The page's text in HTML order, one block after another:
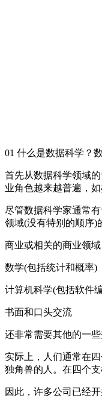
01 什么是数据科学？
首先从数据科学领域
业角色越来越普遍，如
尽管数据科学家通常
领域(没有特别的顺序)
商业或相关的商业领域
数学(包括统计和概率)
计算机科学(包括软件
书面和口头交流
还非常需要其他的一
实际上，人们通常在
独角兽的人。在四个
因此，许多公司已经